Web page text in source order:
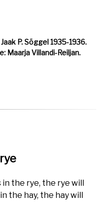
P. Sõggel 1935-1936.
Maarja Villandi-Reiljan.
the rye, the rye will
the hay, the hay will